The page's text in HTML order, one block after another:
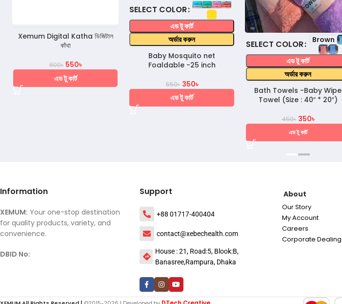
Xemum Digital Katha ডিজিটাল
কাঁথা
600৳ 550৳
এড টু কার্ট
COLOR
এড টু কার্ট
অর্ডার করুন
Baby Mosquito net
Foaldable -25 inch
550৳ 350৳
এড টু কার্ট
COLOR Brown
এড টু কার্ট
অর্ডার করুন
Bath Towels -Baby Wipe
Towel (Size : 40″ * 20″)
450৳ 350৳
এড টু কার্ট
Information
XEMUM: Your one-stop destination
for quality products, variety, and
convenience.
DBID No:
Support
+88 01717-400404
contact@xebechealth.com
House : 21, Road:5, Blook:B,
Banasree,Rampura, Dhaka
About
Our Story
My Account
Careers
Corporate Dealing